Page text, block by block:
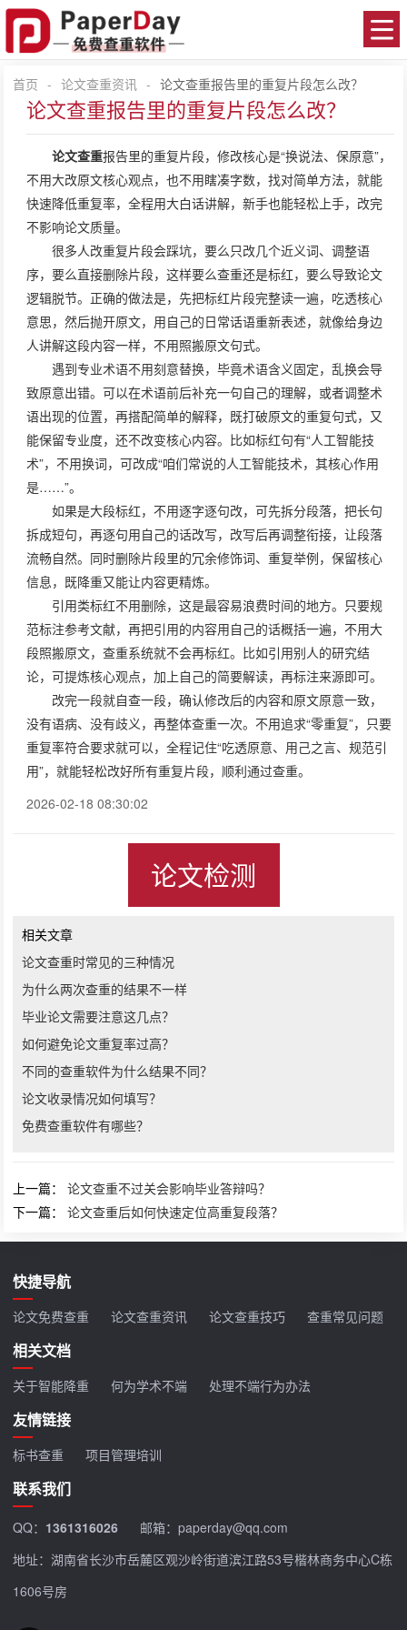
首页 - 论文查重资讯 - 论文查重报告里的重复片段怎么改？
论文查重报告里的重复片段怎么改？
论文查重报告里的重复片段，修改核心是“换说法、保原意”，
不用大改原文核心观点，也不用瞎凑字数，找对简单方法，就能
快速降低重复率，全程用大白话讲解，新手也能轻松上手，改完
不影响论文质量。
很多人改重复片段会踩坑，要么只改几个近义词、调整语
序，要么直接删除片段，这样要么查重还是标红，要么导致论文
逻辑脱节。正确的做法是，先把标红片段完整读一遍，吃透核心
意思，然后抛开原文，用自己的日常话语重新表述，就像给身边
人讲解这段内容一样，不用照搬原文句式。
遇到专业术语不用刻意替换，毕竟术语含义固定，乱换会导
致原意出错。可以在术语前后补充一句自己的理解，或者调整术
语出现的位置，再搭配简单的解释，既打破原文的重复句式，又
能保留专业度，还不改变核心内容。比如标红句有“人工智能技
术”，不用换词，可改成“咱们常说的人工智能技术，其核心作用
是……”。
如果是大段标红，不用逐字逐句改，可先拆分段落，把长句
拆成短句，再逐句用自己的话改写，改写后再调整衔接，让段落
流畅自然。同时删除片段里的冗余修饰词、重复举例，保留核心
信息，既降重又能让内容更精炼。
引用类标红不用删除，这是最容易浪费时间的地方。只要规
范标注参考文献，再把引用的内容用自己的话概括一遍，不用大
段照搬原文，查重系统就不会再标红。比如引用别人的研究结
论，可提炼核心观点，加上自己的简要解读，再标注来源即可。
改完一段就自查一段，确认修改后的内容和原文原意一致，
没有语病、没有歧义，再整体查重一次。不用追求“零重复”，只要
重复率符合要求就可以，全程记住“吃透原意、用己之言、规范引
用”，就能轻松改好所有重复片段，顺利通过查重。
2026-02-18 08:30:02
论文检测
相关文章
论文查重时常见的三种情况
为什么两次查重的结果不一样
毕业论文需要注意这几点？
如何避免论文重复率过高？
不同的查重软件为什么结果不同？
论文收录情况如何填写？
免费查重软件有哪些？
上一篇：论文查重不过关会影响毕业答辩吗？
下一篇：论文查重后如何快速定位高重复段落？
快捷导航
论文免费查重 论文查重资讯 论文查重技巧 查重常见问题
相关文档
关于智能降重 何为学术不端 处理不端行为办法
友情链接
标书查重 项目管理培训
联系我们
QQ： 1361316026
邮箱：paperday@qq.com
地址：湖南省长沙市岳麓区观沙岭街道滨江路53号楷林商务中心C栋
1606号房